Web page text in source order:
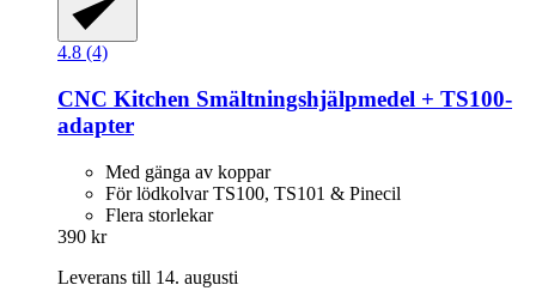
4.8 (4)
CNC Kitchen Smältningshjälpmedel + TS100-​
adapter
Med gänga av koppar
För lödkolvar TS100, TS101 & Pinecil
Flera storlekar
390 kr
Leverans till 14. augusti